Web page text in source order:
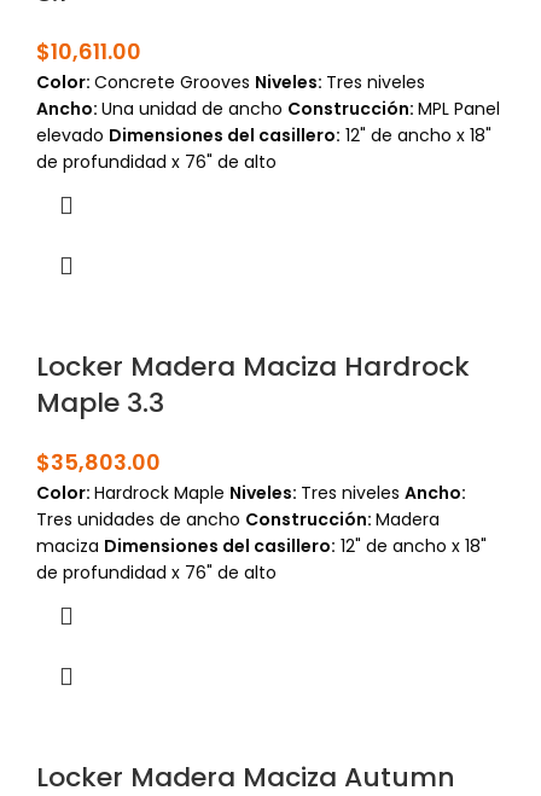
$10,611.00
Color: Concrete Grooves Niveles: Tres niveles
Ancho: Una unidad de ancho Construcción: MPL Panel
elevado Dimensiones del casillero: 12" de ancho x 18"
de profundidad x 76" de alto
Locker Madera Maciza Hardrock
Maple 3.3
$35,803.00
Color: Hardrock Maple Niveles: Tres niveles Ancho:
Tres unidades de ancho Construcción: Madera
maciza Dimensiones del casillero: 12" de ancho x 18"
de profundidad x 76" de alto
Locker Madera Maciza Autumn